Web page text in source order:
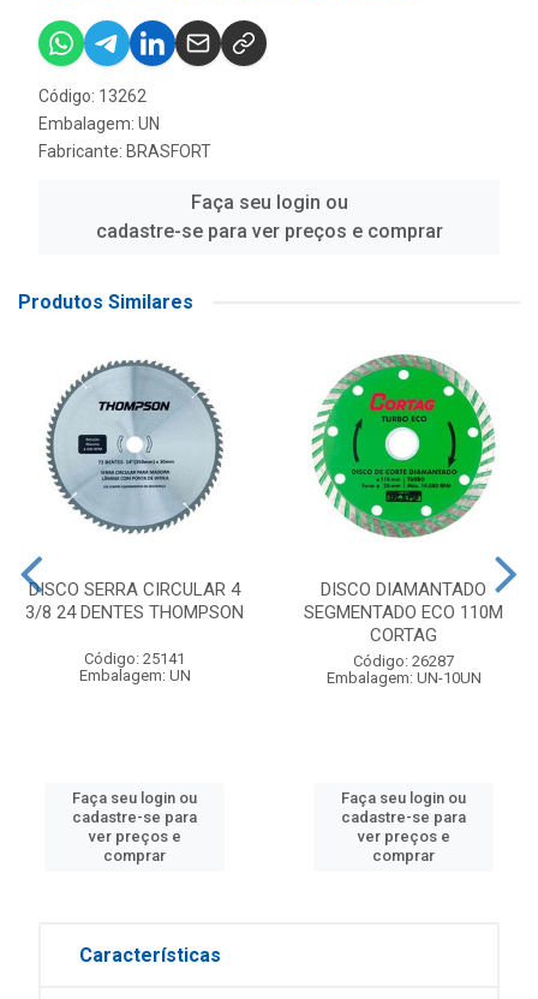
Código: 13262
Embalagem: UN
Fabricante: BRASFORT
Faça seu login ou
cadastre-se para ver preços e comprar
Produtos Similares
DISCO SERRA CIRCULAR 4
3/8 24 DENTES THOMPSON
Código: 25141
Embalagem: UN
Faça seu login ou
cadastre-se para
ver preços e
comprar
DISCO DIAMANTADO
SEGMENTADO ECO 110M
CORTAG
Código: 26287
Embalagem: UN-10UN
Faça seu login ou
cadastre-se para
ver preços e
comprar
Características